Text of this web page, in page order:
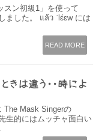
スン初級1」を使って
ました。 แล้ว ˈlɛ́ɛw には
READ MORE
きは違う・・時によ
The Mask Singerの
生的にはムッチャ面白い